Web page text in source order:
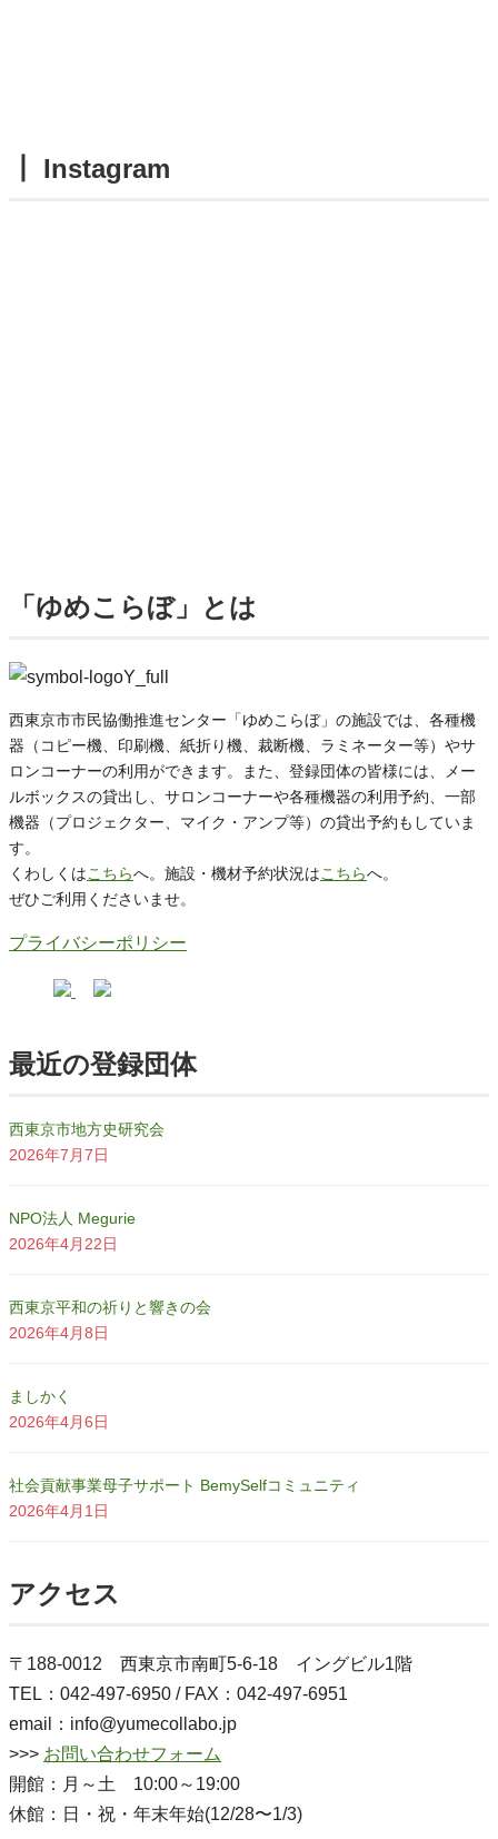
┃ Instagram
「ゆめこらぼ」とは
西東京市市民協働推進センター「ゆめこらぼ」の施設では、各種機
器（コピー機、印刷機、紙折り機、裁断機、ラミネーター等）やサ
ロンコーナーの利用ができます。また、登録団体の皆様には、メー
ルボックスの貸出し、サロンコーナーや各種機器の利用予約、一部
機器（プロジェクター、マイク・アンプ等）の貸出予約もしていま
す。
くわしくはこちらへ。施設・機材予約状況はこちらへ。
ぜひご利用くださいませ。
プライバシーポリシー
最近の登録団体
西東京市地方史研究会
2026年7月7日
NPO法人 Megurie
2026年4月22日
西東京平和の祈りと響きの会
2026年4月8日
ましかく
2026年4月6日
社会貢献事業母子サポート BemySelfコミュニティ
2026年4月1日
アクセス
〒188-0012 西東京市南町5-6-18 イングビル1階
TEL：042-497-6950 / FAX：042-497-6951
email：info@yumecollabo.jp
>>> お問い合わせフォーム
開館：月～土 10:00～19:00
休館：日・祝・年末年始(12/28〜1/3)